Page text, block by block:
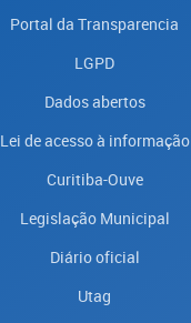
Portal da Transparencia
LGPD
Dados abertos
Lei de acesso à informação
Curitiba-Ouve
Legislação Municipal
Diário oficial
Utag